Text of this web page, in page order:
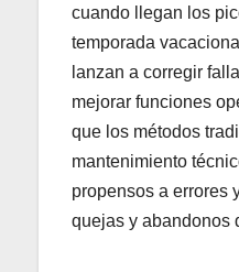
cuando llegan los
temporada
lanzan a corregir
mejorar funciones
que los métodos
mantenimiento
propensos a errores
quejas y abandonos